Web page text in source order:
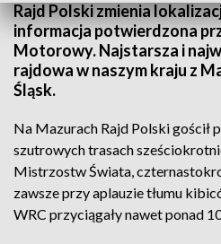
Rajd Polski zmienia
informacja potwierdzona
Motorowy. Najstarsza i
rajdowa w naszym kraju z
Śląsk.
Na Mazurach Rajd Polski gościł
szutrowych trasach
Mistrzostw Świata,
zawsze przy aplauzie tłumu
WRC przyciągały nawet ponad